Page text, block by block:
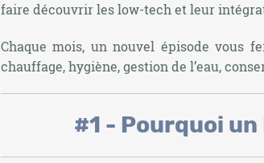
faire découvrir les low-tech et leur
Chaque mois, un nouvel épisode vous
chauffage, hygiène, gestion de l’eau,
#1 - Pourquoi